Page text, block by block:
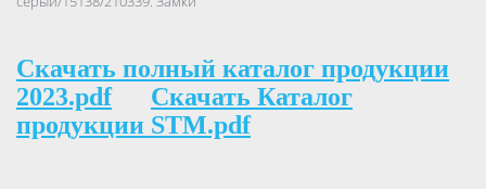
Скачать полный каталог продукции
2023.pdf
Скачать Каталог
продукции STM.pdf